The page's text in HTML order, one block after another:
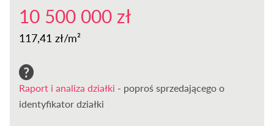
10 500 000 zł
117,41 zł/m²
Raport i analiza działki - poproś sprzedającego o
identyfikator działki